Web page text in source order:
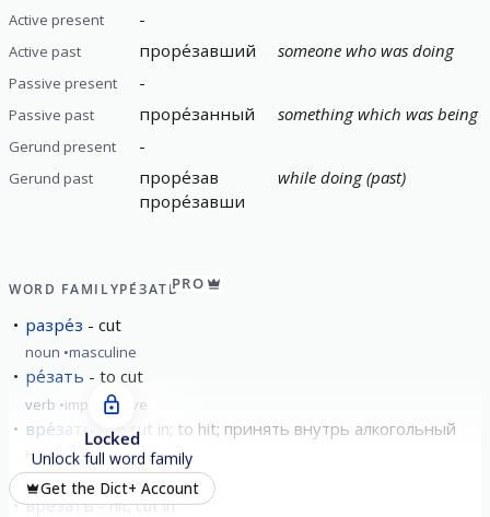
Active present -
Active past проре́завший someone who was doing
Passive present -
Passive past проре́занный something which was being
Gerund present -
Gerund past
проре́зав
проре́завши
while doing (past)
WORD FAMILYРЕ́ЗАТЬPRO
разре́з cut
noun masculine
ре́зать to cut
verb imperfective
вре́зать
to cut in; to hit; принять внутрь алкогольный
напиток
verb perfective
вреза́ть hit; cut in
Locked
Unlock full word family
Get the Dict+ Account